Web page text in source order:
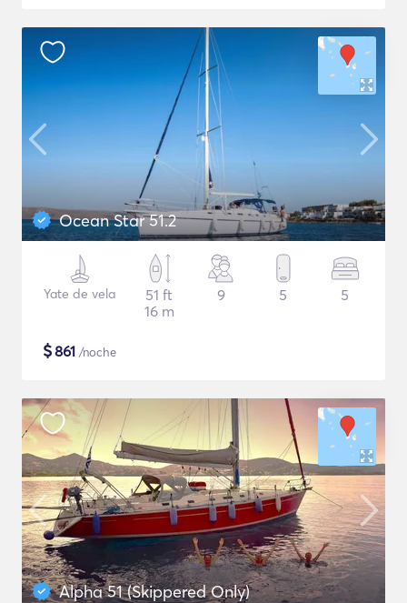
Ocean Star 51.2
Yate de vela
51 ft
16 m
9 5 5
$861 /noche
Alpha 51 (Skippered Only)